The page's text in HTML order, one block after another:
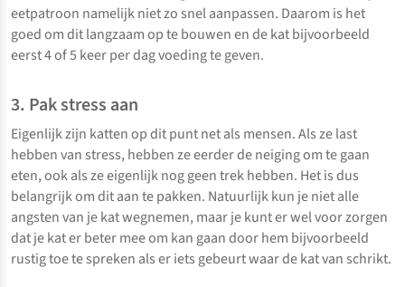
eetpatroon namelijk niet zo snel aanpassen. Daarom is het
goed om dit langzaam op te bouwen en de kat bijvoorbeeld
eerst 4 of 5 keer per dag voeding te geven.
3. Pak stress aan
Eigenlijk zijn katten op dit punt net als mensen. Als ze last
hebben van stress, hebben ze eerder de neiging om te gaan
eten, ook als ze eigenlijk nog geen trek hebben. Het is dus
belangrijk om dit aan te pakken. Natuurlijk kun je niet alle
angsten van je kat wegnemen, maar je kunt er wel voor zorgen
dat je kat er beter mee om kan gaan door hem bijvoorbeeld
rustig toe te spreken als er iets gebeurt waar de kat van schrikt.